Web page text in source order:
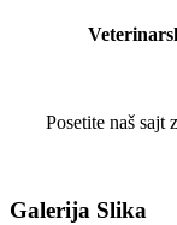
Posetite naš sajt
Galerija Slika